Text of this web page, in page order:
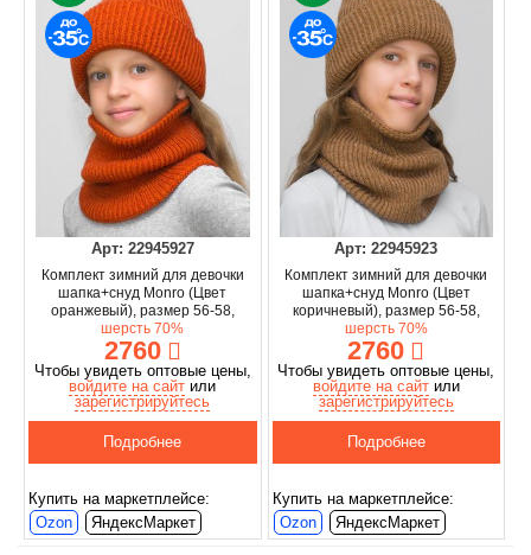
Арт: 22945927
Комплект зимний для девочки
шапка+снуд Monro (Цвет
оранжевый), размер 56-58,
шерсть 70%
2760
Чтобы увидеть оптовые цены,
войдите на сайт или
зарегистрируйтесь
Подробнее
Купить на маркетплейсе:
Ozon
ЯндексМаркет
Арт: 22945923
Комплект зимний для девочки
шапка+снуд Monro (Цвет
коричневый), размер 56-58,
шерсть 70%
2760
Чтобы увидеть оптовые цены,
войдите на сайтили
зарегистрируйтесь
Подробнее
Купить на маркетплейсе:
Ozon
ЯндексМаркет